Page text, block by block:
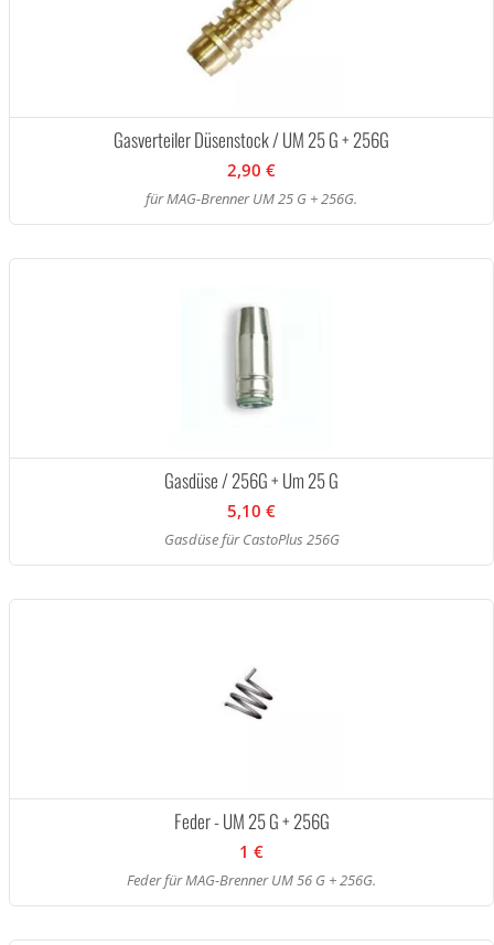
Gasverteiler Düsenstock / UM 25 G + 256G
2,90 €
für MAG-Brenner UM 25 G + 256G.
Gasdüse / 256G + Um 25 G
5,10 €
Gasdüse für CastoPlus 256G
Feder - UM 25 G + 256G
1 €
Feder für MAG-Brenner UM 56 G + 256G.